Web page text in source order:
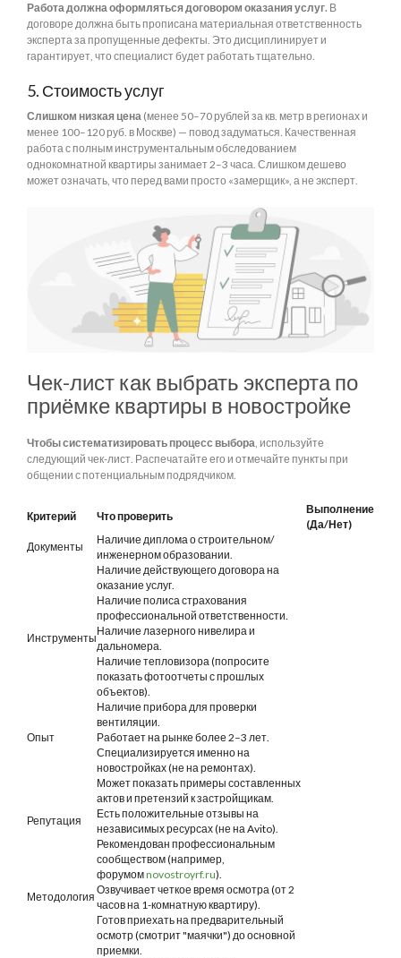
Работа должна оформляться договором оказания услуг. В
договоре должна быть прописана материальная ответственность
эксперта за пропущенные дефекты. Это дисциплинирует и
гарантирует, что специалист будет работать тщательно.
5. Стоимость услуг
Слишком низкая цена (менее 50–70 рублей за кв. метр в регионах и
менее 100–120 руб. в Москве) — повод задуматься. Качественная
работа с полным инструментальным обследованием
однокомнатной квартиры занимает 2–3 часа. Слишком дешево
может означать, что перед вами просто «замерщик», а не эксперт.
Чек-лист как выбрать эксперта по
приёмке квартиры в новостройке
Чтобы систематизировать процесс выбора, используйте
следующий чек-лист. Распечатайте его и отмечайте пункты при
общении с потенциальным подрядчиком.
Критерий Что проверить
Выполнение
(Да/Нет)
Документы
Наличие диплома о строительном/
инженерном образовании.
Наличие действующего договора на
оказание услуг.
Наличие полиса страхования
профессиональной ответственности.
Инструменты
Наличие лазерного нивелира и
дальномера.
Наличие тепловизора (попросите
показать фотоотчеты с прошлых
объектов).
Наличие прибора для проверки
вентиляции.
Опыт
Работает на рынке более 2–3 лет.
Специализируется именно на
новостройках (не на ремонтах).
Может показать примеры составленных
актов и претензий к застройщикам.
Репутация
Есть положительные отзывы на
независимых ресурсах (не на Avito).
Рекомендован профессиональным
сообществом (например,
форумомnovostroyrf.ru).
Методология
Озвучивает четкое время осмотра (от 2
часов на 1-комнатную квартиру).
Готов приехать на предварительный
осмотр (смотрит "маячки") до основной
приемки.